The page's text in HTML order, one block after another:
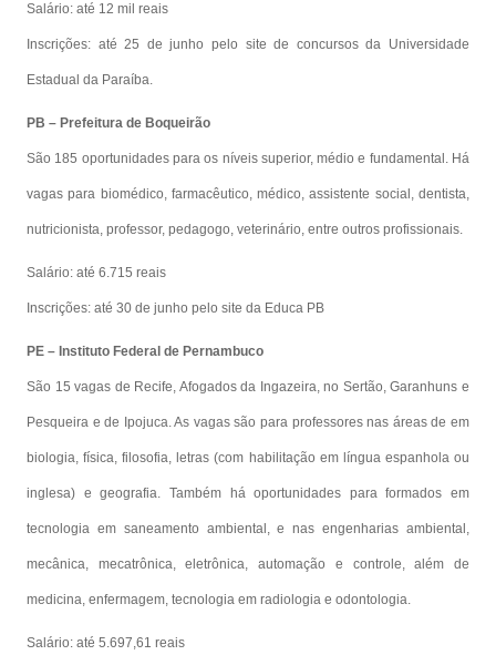
Salário: até 12 mil reais
Inscrições: até 25 de junho pelo site de concursos da Universidade
Estadual da Paraíba.
PB – Prefeitura de Boqueirão
São 185 oportunidades para os níveis superior, médio e fundamental. Há
vagas para biomédico, farmacêutico, médico, assistente social, dentista,
nutricionista, professor, pedagogo, veterinário, entre outros profissionais.
Salário: até 6.715 reais
Inscrições: até 30 de junho pelo site da Educa PB
PE – Instituto Federal de Pernambuco
São 15 vagas de Recife, Afogados da Ingazeira, no Sertão, Garanhuns e
Pesqueira e de Ipojuca. As vagas são para professores nas áreas de em
biologia, física, filosofia, letras (com habilitação em língua espanhola ou
inglesa) e geografia. Também há oportunidades para formados em
tecnologia em saneamento ambiental, e nas engenharias ambiental,
mecânica, mecatrônica, eletrônica, automação e controle, além de
medicina, enfermagem, tecnologia em radiologia e odontologia.
Salário: até 5.697,61 reais